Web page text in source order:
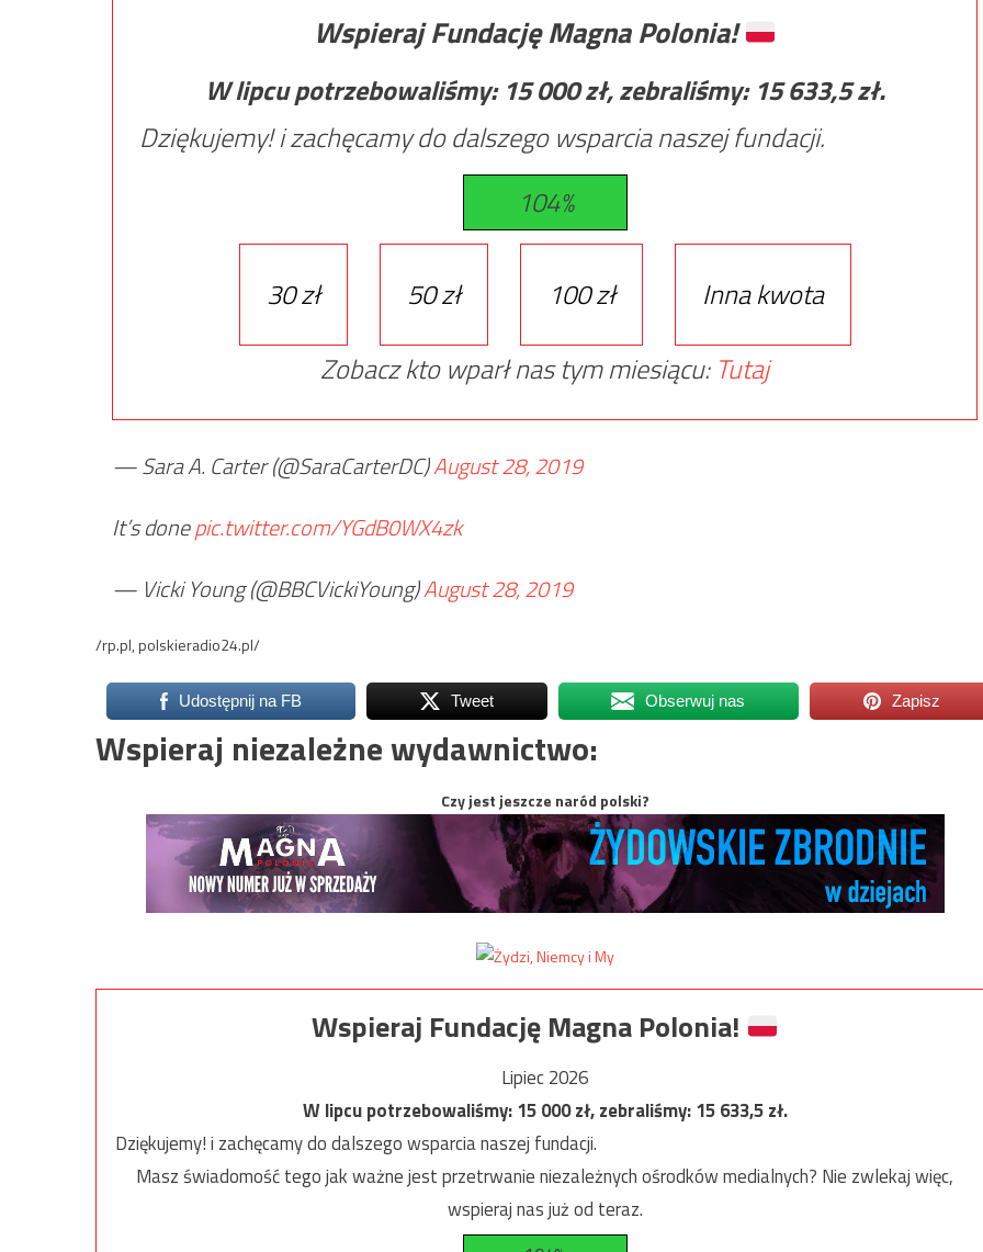
Wspieraj Fundację Magna Polonia!
W lipcu potrzebowaliśmy: 15 000zł, zebraliśmy: 15 633,5zł.
Dziękujemy! i zachęcamy do dalszego wsparcia naszej fundacji.
104%
30 zł 50 zł 100 zł
Inna kwota
Zobacz kto wparł nas tym miesiącu: Tutaj
— Sara A. Carter (@SaraCarterDC)August 28, 2019
It’s donepic.twitter.com/YGdB0WX4zk
— Vicki Young (@BBCVickiYoung)August 28, 2019
/rp.pl, polskieradio24.pl/
Udostępnij na FB Tweet Obserwuj nas Zapisz
Wspieraj niezależne wydawnictwo:
Czy jest jeszcze naród polski?
Wspieraj Fundację Magna Polonia!
Lipiec 2026
W lipcu potrzebowaliśmy:15 000zł, zebraliśmy:15 633,5zł.
Dziękujemy! i zachęcamy do dalszego wsparcia naszej fundacji.
Masz świadomość tego jak ważne jest przetrwanie niezależnych ośrodków medialnych? Nie zwlekaj więc,
wspieraj nas już od teraz.